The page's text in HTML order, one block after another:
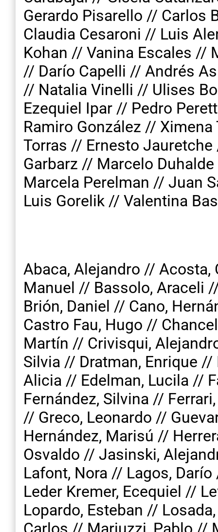
Gerardo Pisarello // Carlos
Claudia Cesaroni // Luis
Kohan // Vanina Escales //
// Darío Capelli // Andrés
// Natalia Vinelli // Ulises
Ezequiel Ipar // Pedro
Ramiro González //
Torras // Ernesto
Garbarz // Marcelo
Marcela Perelman // Juan
Luis Gorelik // Valentina
Abaca, Alejandro //
Manuel // Bassolo, Araceli
Brión, Daniel // Cano,
Castro Fau, Hugo //
Martín // Crivisqui,
Silvia // Dratman, Enrique
Alicia // Edelman, Lucila //
Fernández, Silvina //
// Greco, Leonardo //
Hernández, Marisú //
Osvaldo // Jasinski,
Lafont, Nora // Lagos,
Leder Kremer, Ecequiel //
Lopardo, Esteban //